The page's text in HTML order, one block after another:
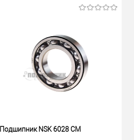
Подшипник NSK 6028 CM